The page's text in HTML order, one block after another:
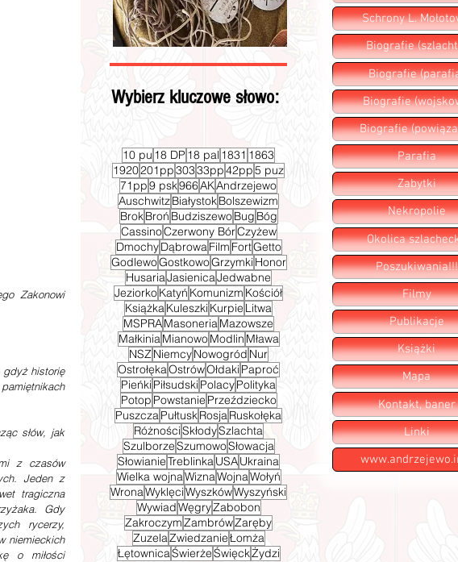
Zakonowi
gdyż historię
słów, jak
z  czasów
Jeden z
tragiczna
Gdy
rycerzy,
niemieckich
o  miłości
Wybierz kluczowe słowo:
10 pu 18 DP 18 pal 1831 1863
1920201pp30333pp42pp5 puz
71pp9 psk966AKAndrzejewo
AuschwitzBiałystokBolszewizm
BrokBroń BudziszewoBug Bóg
CassinoCzerwony BórCzyżew
DmochyDąbrowaFilm FortGetto
GodlewoGostkowoGrzymki Honor
HusariaJasienicaJedwabne
JeziorkoKatyń Komunizm Kościół
KsiążkaKuleszki Kurpie Litwa
MSPRAMasoneriaMazowsze
MałkiniaMianowoModlin Mława
NSZ NiemcyNowogród Nur
OstrołękaOstrówOłdaki Paproć
Pieńki Piłsudski PolacyPolityka
Potop Powstanie Przeździecko
PuszczaPułtuskRosjaRuskołęka
RóżnościSkłodySzlachta
SzulborzeSzumowoSłowacja
SłowianieTreblinkaUSAUkraina
Wielka wojnaWiznaWojnaWołyń
WronaWyklęciWyszkówWyszyński
WywiadWęgryZabobon
ZakroczymZambrówZaręby
ZuzelaZwiedzanieŁomża
ŁętownicaŚwierżeŚwięckŻydzi
Schrony L.
Biografie
Biografie
Biografie
Biografie
Parafia
Zabytki
Nekropolie
Okolica
Poszukiwania!!!
Filmy
Publikacje
Książki
Mapa
Kontakt, baner
Linki